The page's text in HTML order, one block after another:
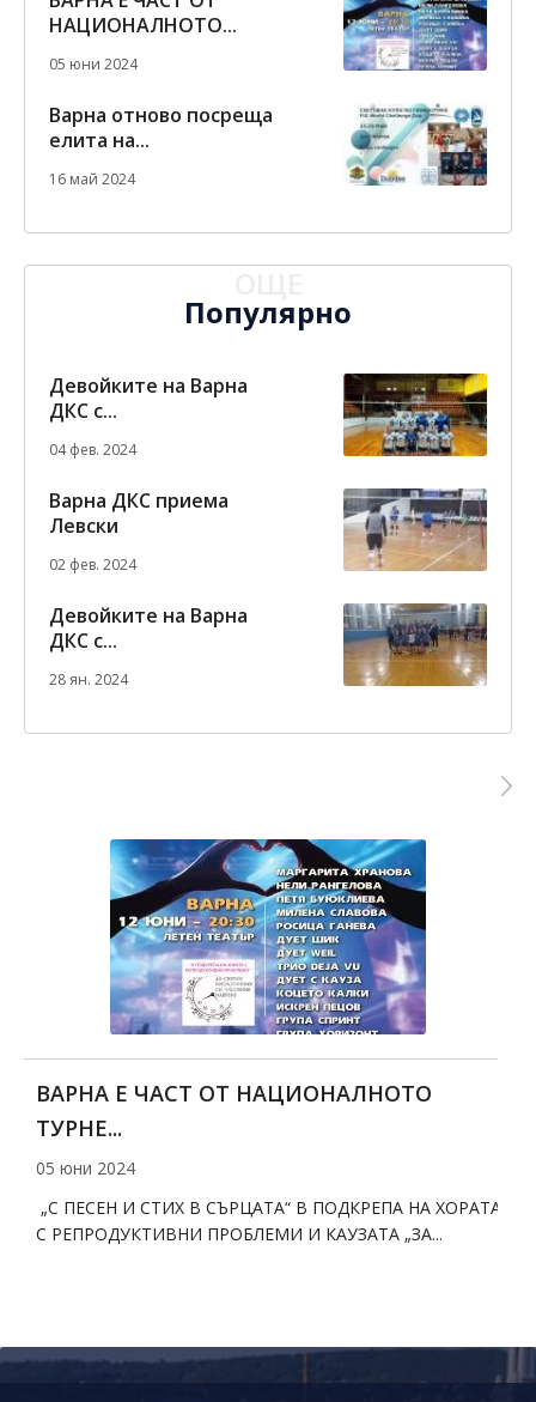
НАЦИОНАЛНОТО...
05 юни 2024
Варна отново посреща
елита на...
16 май 2024
Популярно
Девойките на Варна
ДКС с...
04 фев. 2024
Варна ДКС приема
Левски
02 фев. 2024
Девойките на Варна
ДКС с...
28 ян. 2024
ВАРНА Е ЧАСТ ОТ НАЦИОНАЛНОТО
ТУРНЕ...
05 юни 2024
„С ПЕСЕН И СТИХ В СЪРЦАТА“ В ПОДКРЕПА НА ХОРАТА
С РЕПРОДУКТИВНИ ПРОБЛЕМИ И КАУЗАТА „ЗА...